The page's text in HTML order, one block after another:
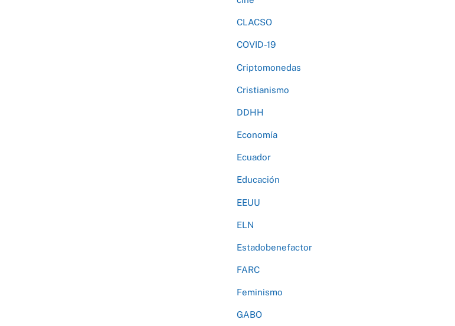
CLACSO
COVID-19
Criptomonedas
Cristianismo
DDHH
Economía
Ecuador
Educación
EEUU
ELN
Estadobenefactor
FARC
Feminismo
GABO